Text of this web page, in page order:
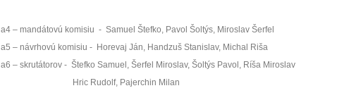
a4 – mandátovú komisiu - Samuel Štefko, Pavol Šoltýs, Miroslav Šerfel
a5 – návrhovú komisiu - Horevaj Ján, Handzuš Stanislav, Michal Riša
a6 – skrutátorov - Štefko Samuel, Šerfel Miroslav, Šoltýs Pavol, Ríša Miroslav
Hric Rudolf, Pajerchin Milan